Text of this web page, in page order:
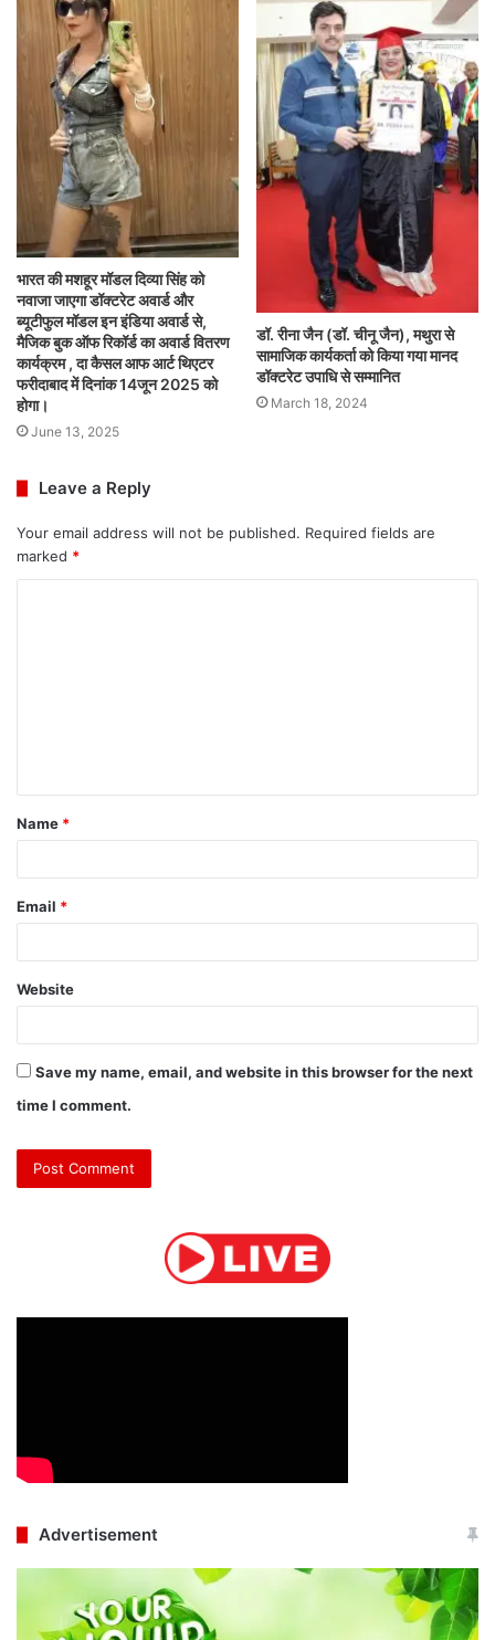
भारत की मशहूर मॉडल दिव्या सिंह को
नवाजा जाएगा डॉक्टरेट अवार्ड और
ब्यूटीफुल मॉडल इन इंडिया अवार्ड से,
मैजिक बुक ऑफ रिकॉर्ड का अवार्ड वितरण
कार्यक्रम , दा कैसल आफ आर्ट थिएटर
फरीदाबाद में दिनांक 14जून 2025 को
होगा।
June 13, 2025
डॉ. रीना जैन (डॉ. चीनू जैन), मथुरा से
सामाजिक कार्यकर्ता को किया गया मानद
डॉक्टरेट उपाधि से सम्मानित
March 18, 2024
Leave a Reply
Your email address will not be published. Required fields are
marked *
t
*
Name *
Email *
Website
Save my name, email, and website in this browser for the next
time I comment.
Advertisement